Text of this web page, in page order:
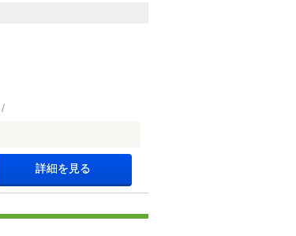
詳細を見る